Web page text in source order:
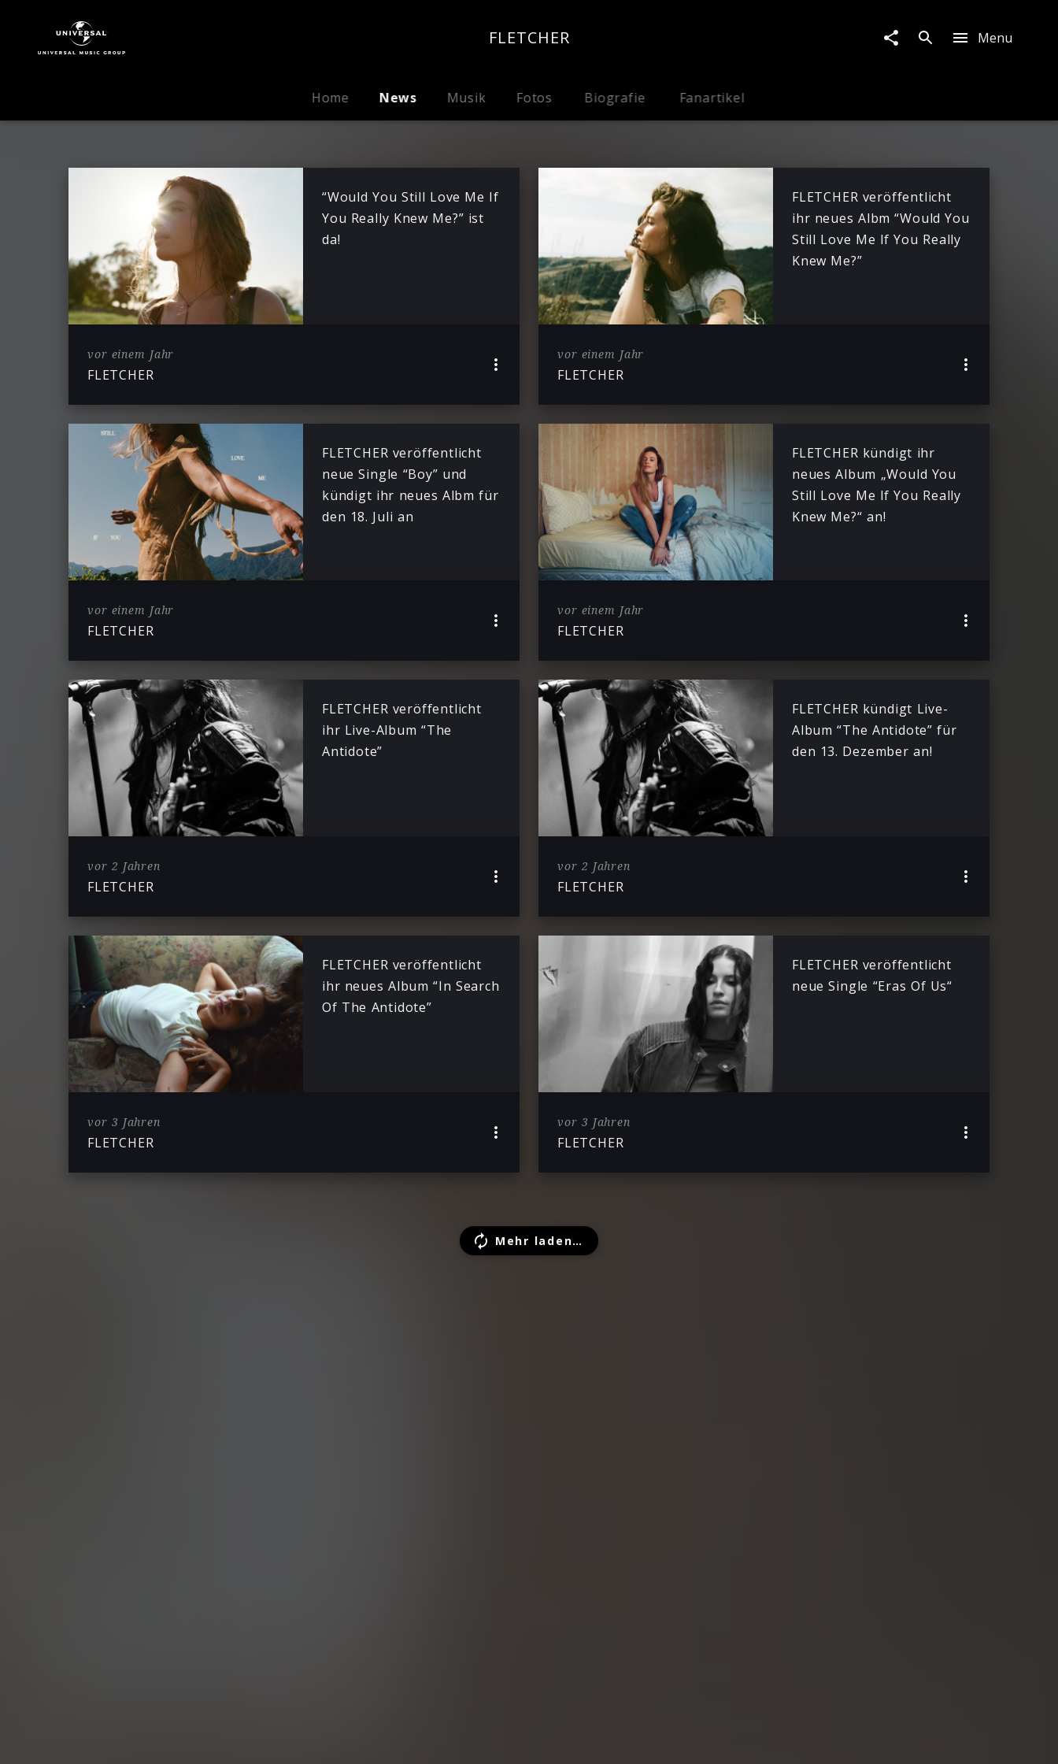
FLETCHER Menu
Home News Musik Fotos Biografie Fanartikel
“Would You Still Love Me If
You Really Knew Me?” ist
da!
vor einem Jahr
FLETCHER
FLETCHER veröffentlicht
ihr neues Albm “Would You
Still Love Me If You Really
Knew Me?”
vor einem Jahr
FLETCHER
FLETCHER veröffentlicht
neue Single “Boy” und
kündigt ihr neues Albm für
den 18. Juli an
vor einem Jahr
FLETCHER
FLETCHER kündigt ihr
neues Album „Would You
Still Love Me If You Really
Knew Me?“ an!
vor einem Jahr
FLETCHER
FLETCHER veröffentlicht
ihr Live-Album “The
Antidote”
vor 2 Jahren
FLETCHER
FLETCHER kündigt Live-
Album “The Antidote” für
den 13. Dezember an!
vor 2 Jahren
FLETCHER
FLETCHER veröffentlicht
ihr neues Album “In Search
Of The Antidote”
vor 3 Jahren
FLETCHER
FLETCHER veröffentlicht
neue Single “Eras Of Us“
vor 3 Jahren
FLETCHER
Mehr laden…